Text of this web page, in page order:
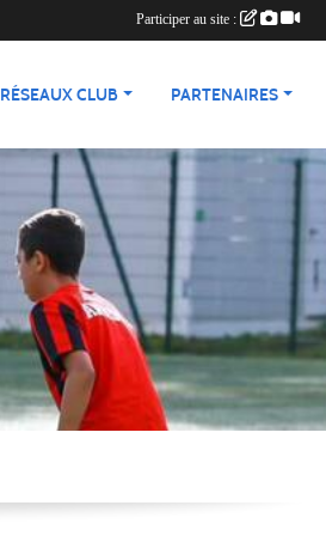
RÉSEAUX CLUB PARTENAIRES
Participer au site :